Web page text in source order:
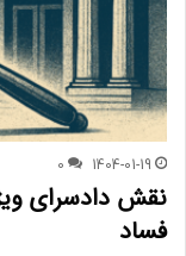
1404-01-19
0
نقش دادسرای
فساد